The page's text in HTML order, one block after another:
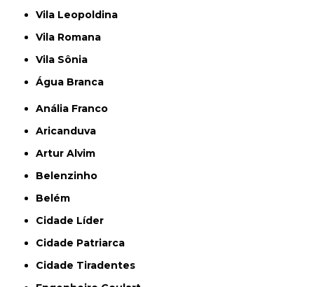
Vila Leopoldina
Vila Romana
Vila Sônia
Água Branca
Anália Franco
Aricanduva
Artur Alvim
Belenzinho
Belém
Cidade Líder
Cidade Patriarca
Cidade Tiradentes